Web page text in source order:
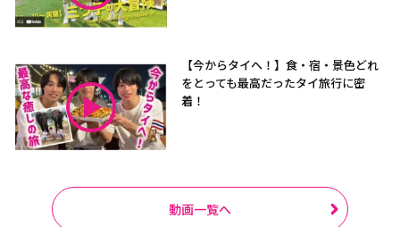
【今からタイへ！】食・宿・景色どれ
をとっても最高だったタイ旅行に密
着！
動画一覧へ